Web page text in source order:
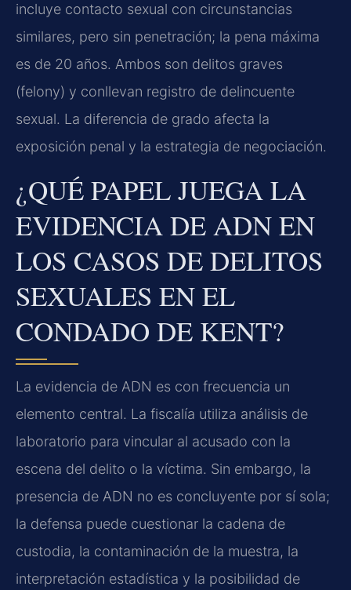
incluye contacto sexual con circunstancias
similares, pero sin penetración; la pena máxima
es de 20 años. Ambos son delitos graves
(felony) y conllevan registro de delincuente
sexual. La diferencia de grado afecta la
exposición penal y la estrategia de negociación.
¿QUÉ PAPEL JUEGA LA
EVIDENCIA DE ADN EN
LOS CASOS DE DELITOS
SEXUALES EN EL
CONDADO DE KENT?
La evidencia de ADN es con frecuencia un
elemento central. La fiscalía utiliza análisis de
laboratorio para vincular al acusado con la
escena del delito o la víctima. Sin embargo, la
presencia de ADN no es concluyente por sí sola;
la defensa puede cuestionar la cadena de
custodia, la contaminación de la muestra, la
interpretación estadística y la posibilidad de